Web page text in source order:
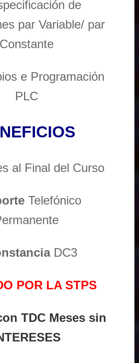
de
par Variable/ par
Constante
e Programación
PLC
al Final del Curso
Telefónico
DC3
POR LA STPS
TDC Meses sin